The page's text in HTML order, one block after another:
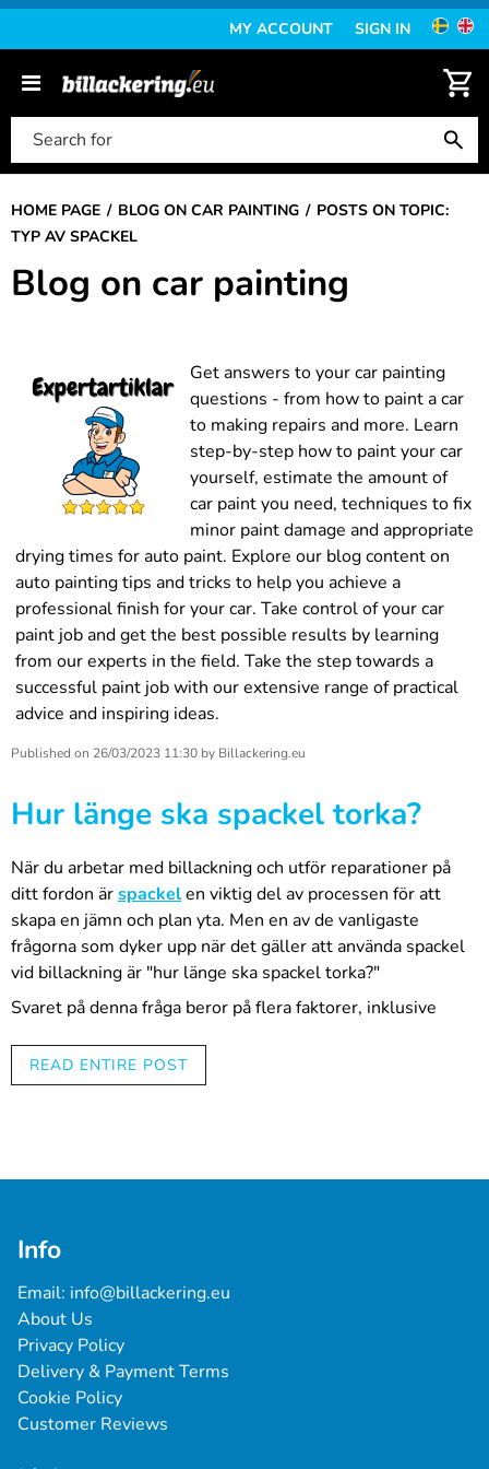
MY ACCOUNT SIGN IN
HOME PAGE BLOG ON CAR PAINTING
POSTS ON TOPIC:
TYP AV SPACKEL
Blog on car painting
Get answers to your car painting
questions - from how to paint a car
to making repairs and more. Learn
step-by-step how to paint your car
yourself, estimate the amount of
car paint you need, techniques to fix
minor paint damage and appropriate
drying times for auto paint. Explore our blog content on
auto painting tips and tricks to help you achieve a
professional finish for your car. Take control of your car
paint job and get the best possible results by learning
from our experts in the field. Take the step towards a
successful paint job with our extensive range of practical
advice and inspiring ideas.
Published on 26/03/2023 11:30 by Billackering.eu
Hur länge ska spackel torka?
När du arbetar med billackning och utför reparationer på
ditt fordon ärspackelen viktig del av processen för att
skapa en jämn och plan yta. Men en av de vanligaste
frågorna som dyker upp när det gäller att använda spackel
vid billackning är "hur länge ska spackel torka?"
Svaret på denna fråga beror på flera faktorer, inklusive
spacklet appliceras.
temperatur och luftfuktighet i området där spacklet
För att hjälpa till att påskynda torktiden för spackel vid
billackning kan du försöka följande tips:
Applicera tunt lager: Genom att applicera tunt lager
av spackel istället för tjocka lager kan torktiden
förkortas och risken för sprickor och bubblor minskas.
Använd en fläkt : Genom att placera en fläkt i
närheten av spacklet kan du öka luftcirkulationen och
påskynda torktiden.
Använd torkapparater
READ ENTIRE POST
Info
Email: info@billackering.eu
About Us
Privacy Policy
Delivery & Payment Terms
Cookie Policy
Customer Reviews